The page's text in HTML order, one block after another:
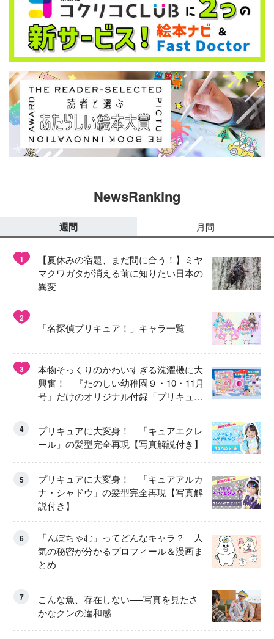
NewsRanking
週間 月間
1
【夏休みの宿題、まだ間に合う！】ミヤ
マクワガタが消える前に知りたい日本の
異変
2
「名探偵プリキュア！」キャラ一覧
3
本物そっくりのかわいすぎる洗濯機に大
興奮！ 『たのしい幼稚園９・10・11月
号』だけのオリジナル付録「プリキュ
ア くるくるせんたくき」
4
プリキュアに大変身！ 「キュアエクレ
ール」の髪型完全再現【写真解説付き】
5
プリキュアに大変身！ 「キュアアルカ
ナ・シャドウ」の髪型完全再現【写真解
説付き】
6
「んぽちゃむ」ってどんなキャラ？ 人
気の秘密が分かるプロフィール＆漫画ま
とめ
7
こんな魚、存在しない──写真を見たさ
かなクンの違和感